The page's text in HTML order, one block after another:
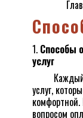
Способы
услуг
Каждый
услуг,
вопросом